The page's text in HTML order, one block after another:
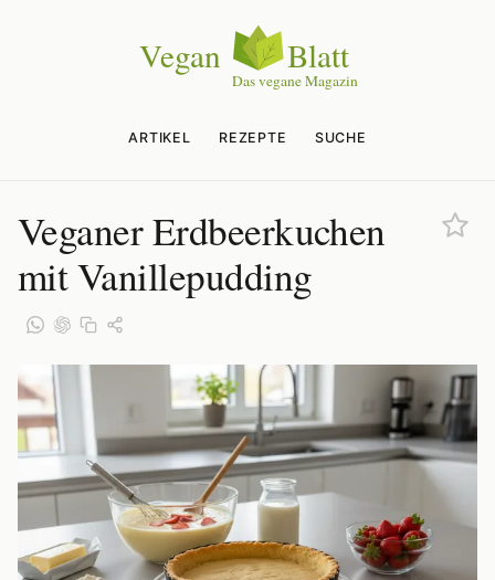
ARTIKEL REZEPTE SUCHE
Veganer Erdbeerkuchen
mit Vanillepudding